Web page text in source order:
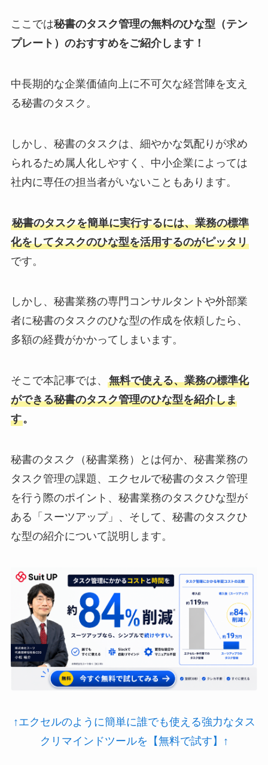
ここでは秘書のタスク管理の無料のひな型（テン
プレート）のおすすめをご紹介します！
中長期的な企業価値向上に不可欠な経営陣を支え
る秘書のタスク。
しかし、秘書のタスクは、細やかな気配りが求め
られるため属人化しやすく、中小企業によっては
社内に専任の担当者がいないこともあります。
秘書のタスクを簡単に実行するには、業務の標準
化をしてタスクのひな型を活用するのがピッタリ
です。
しかし、秘書業務の専門コンサルタントや外部業
者に秘書のタスクのひな型の作成を依頼したら、
多額の経費がかかってしまいます。
そこで本記事では、 無料で使える、業務の標準化
ができる秘書のタスク管理のひな型を紹介しま
す。
秘書のタスク（秘書業務）とは何か、秘書業務の
タスク管理の課題、エクセルで秘書のタスク管理
を行う際のポイント、秘書業務のタスクひな型が
ある「スーツアップ」、そして、秘書のタスクひ
な型の紹介について説明します。
↑エクセルのように簡単に誰でも使える強力なタス
クリマインドツールを【無料で試す】↑